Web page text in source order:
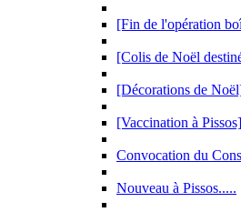
[Fin de l'opération
[Colis de Noël
[Décorations de
[Vaccination à Pissos]
Convocation du
Nouveau à Pissos.....